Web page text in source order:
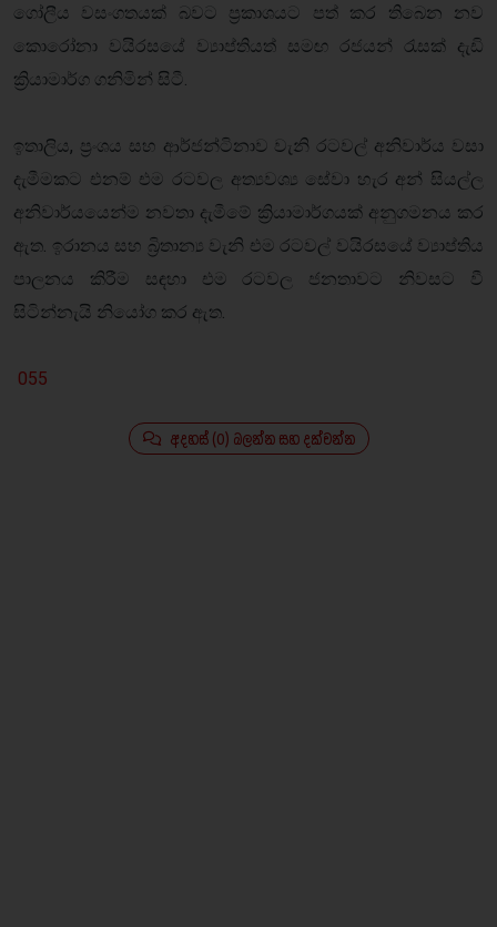
ගෝලීය වසංගතයක් බවට ප්‍රකාශයට පත් කර තිබෙන නව
කොරෝනා වයිරසයේ ව්‍යාප්තියත් සමඟ රජයන් රැසක් දැඩි
ක්‍රියාමාර්ග ගනිමින් සිටී.
ඉතාලිය, ප්‍රංශය සහ ආර්ජන්ටිනාව වැනි රටවල් අනිවාර්ය වසා
දැමීමකට එනම් එම රටවල අත්‍යවශ්‍ය සේවා හැර අන් සියල්ල
අනිවාර්යයෙන්ම නවතා දැමීමේ ක්‍රියාමාර්ගයක් අනුගමනය කර
ඇත. ඉරානය සහ බ්‍රිතාන්‍ය වැනි එම රටවල් වයිරසයේ ව්‍යාප්තිය
පාලනය කිරීම සඳහා එම රටවල ජනතාවට නිවසට වී
සිටින්නැයි නියෝග කර ඇත.
055
අදහස් (0) බලන්න සහ දක්වන්න